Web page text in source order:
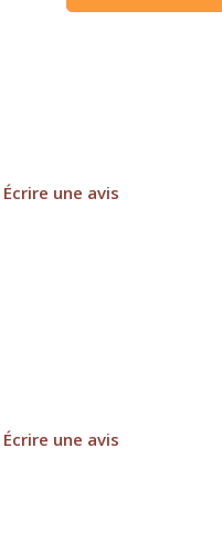
Écrire une avis
Écrire une avis